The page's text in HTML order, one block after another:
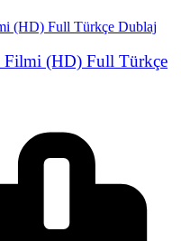
Filmi (HD) Full Türkçe